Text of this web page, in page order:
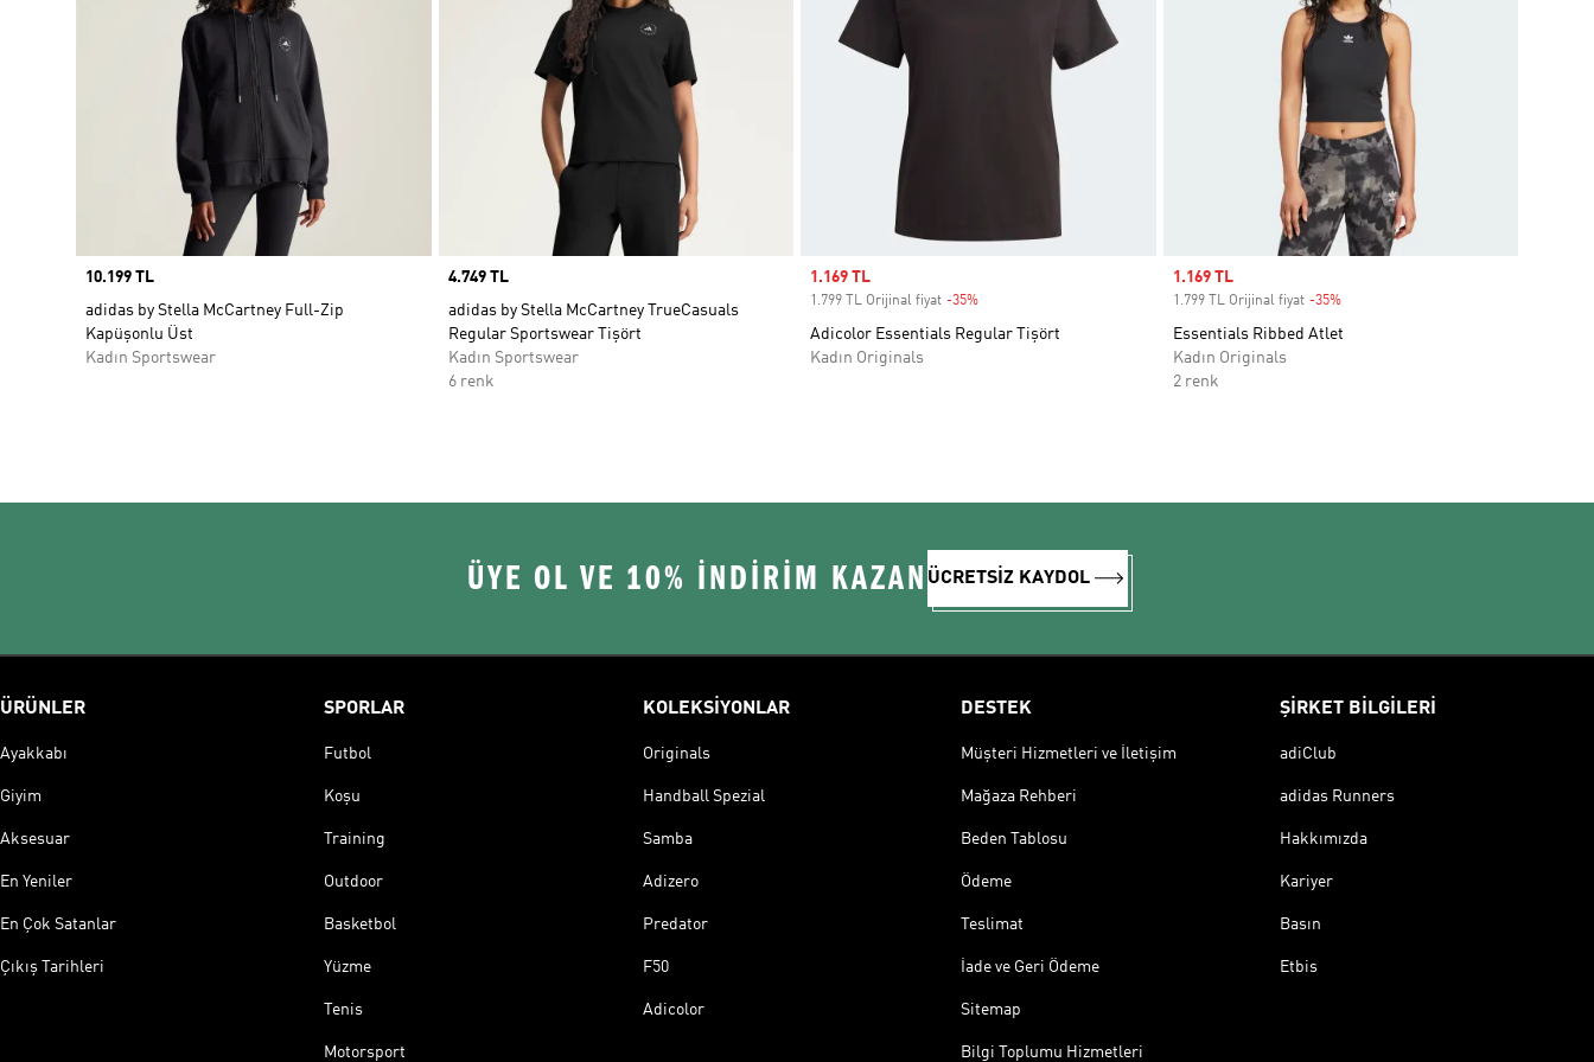
Price
10.199 TL
adidas by Stella McCartney Full-Zip
Kapüşonlu Üst
Kadın Sportswear
Price
4.749 TL
adidas by Stella McCartney TrueCasuals
Regular Sportswear Tişört
Kadın Sportswear
6 renk
Sale price
1.169 TL
1.799 TL Orijinal fiyat -35%
Adicolor Essentials Regular Tişört
Kadın Originals
Sale price
1.169 TL
1.799 TL Orijinal fiyat -35%Discount
Essentials Ribbed Atlet
Kadın Originals
2 renk
ÜYE OL VE 10% İNDİRİM KAZAN ÜCRETSİZ KAYDOL
ÜRÜNLER
Ayakkabı
Giyim
Aksesuar
En Yeniler
En Çok Satanlar
Çıkış Tarihleri
SPORLAR
Futbol
Koşu
Training
Outdoor
Basketbol
Yüzme
Tenis
Motorsport
KOLEKSİYONLAR
Originals
Handball Spezial
Samba
Adizero
Predator
F50
Adicolor
DESTEK
Müşteri Hizmetleri ve İletişim
Mağaza Rehberi
Beden Tablosu
Ödeme
Teslimat
İade ve Geri Ödeme
Sitemap
Bilgi Toplumu Hizmetleri
ŞİRKET BİLGİLERİ
adiClub
adidas Runners
Hakkımızda
Kariyer
Basın
Etbis